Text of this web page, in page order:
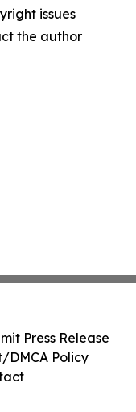
issues
the author
Press Release
DMCA Policy